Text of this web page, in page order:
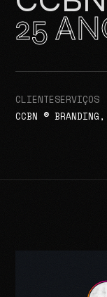
25
CLIENTE
CCBN ®
SERVIÇOS